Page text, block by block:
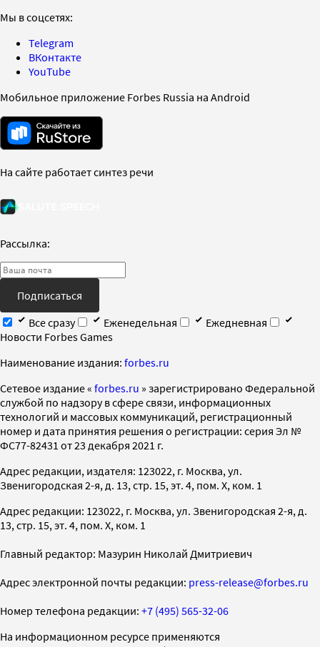
Мы в соцсетях:
Telegram
ВКонтакте
YouTube
Мобильное приложение Forbes Russia на Android
На сайте работает синтез речи
Рассылка:
Подписаться
Все сразу
Еженедельная
Ежедневная
Новости Forbes Games
Наименование издания: forbes.ru
Cетевое издание « forbes.ru » зарегистрировано Федеральной
службой по надзору в сфере связи, информационных
технологий и массовых коммуникаций, регистрационный
номер и дата принятия решения о регистрации: серия Эл №
ФС77-82431 от 23 декабря 2021 г.
Адрес редакции, издателя: 123022, г. Москва, ул.
Звенигородская 2-я, д. 13, стр. 15, эт. 4, пом. X, ком. 1
Адрес редакции: 123022, г. Москва, ул. Звенигородская 2-я, д.
13, стр. 15, эт. 4, пом. X, ком. 1
Главный редактор: Мазурин Николай Дмитриевич
Адрес электронной почты редакции: press-release@forbes.ru
Номер телефона редакции: +7 (495) 565-32-06
На информационном ресурсе применяются